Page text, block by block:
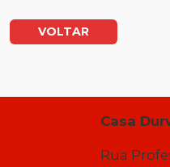
VOLTAR
Casa
Rua